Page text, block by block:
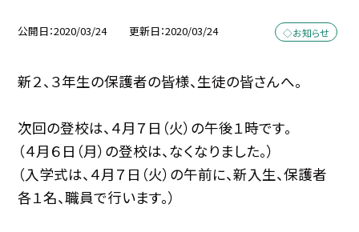
公開日 2020/03/24 更新日 2020/03/24 ◇お知らせ
新２、３年生の保護者の皆様、生徒の皆さんへ。
次回の登校は、４月７日（火）の午後１時です。
（４月６日（月）の登校は、なくなりました。）
（入学式は、４月７日（火）の午前に、新入生、保護者
各１名、職員で行います。）